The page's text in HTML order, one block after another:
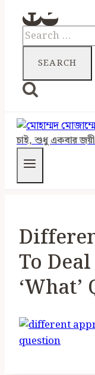
Search
for:
চাই, শুধু একবার
To
‘what’